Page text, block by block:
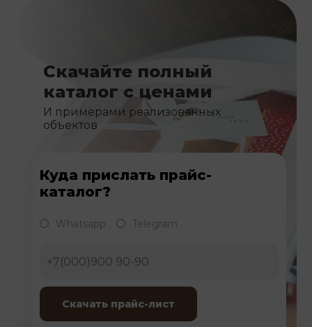
Скачайте полный
каталог с ценами
И примерами реализованных
объектов
Куда прислать прайс-
каталог?
Whatsapp Telegram